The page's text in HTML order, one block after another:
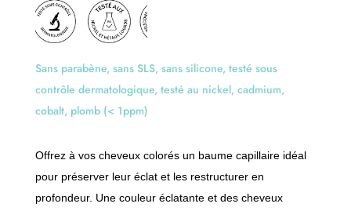
t
v
e
:
Sans parabène, sans SLS, sans silicone, testé sous
contrôle dermatologique, testé au nickel, cadmium,
cobalt, plomb (< 1ppm)
Offrez à vos cheveux colorés un baume capillaire idéal
pour préserver leur éclat et les restructurer en
profondeur. Une couleur éclatante et des cheveux